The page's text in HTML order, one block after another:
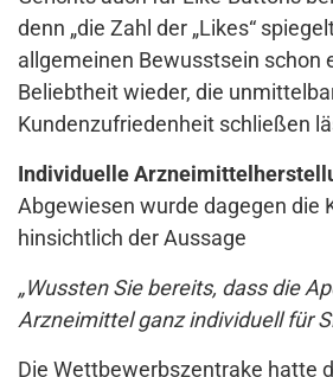
denn „die Zahl der „Likes“
allgemeinen Bewusstsein schon
Beliebtheit wieder, die
Kundenzufriedenheit schließen
Individuelle
Abgewiesen wurde dagegen die
hinsichtlich der Aussage
„Wussten Sie bereits, dass die
Arzneimittel ganz individuell für
Die Wettbewerbszentrake hatte